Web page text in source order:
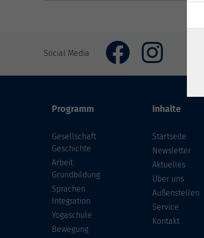
Social Media
Programm
Gesellschaft
Geschichte
Arbeit
Grundbildung
Sprachen
Integration
Yogaschule
Bewegung
Inhalte
Startseite
Newsletter
Aktuelles
Über uns
Außenstellen
Service
Kontakt